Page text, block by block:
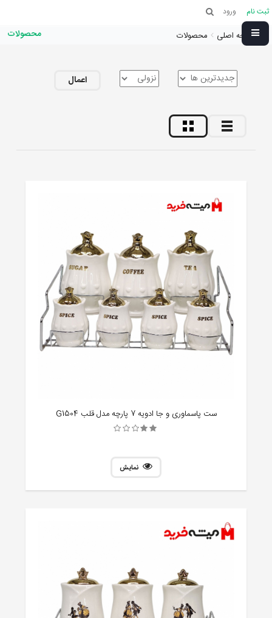
ثبت نام ورود
صفحه اصلی محصولات محصولات
اعمال
ست پاسماوری و جا ادویه 7 پارچه مدل قلب G1504
نمایش